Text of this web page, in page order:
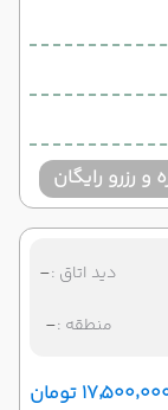
و رزرو رایگان
دید اتاق :-
منطقه :-
تومان